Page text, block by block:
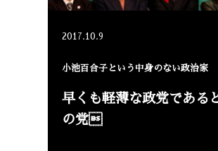
2017.10.9
小池百合子という中身のない政治家
早くも軽薄な政党である
の党